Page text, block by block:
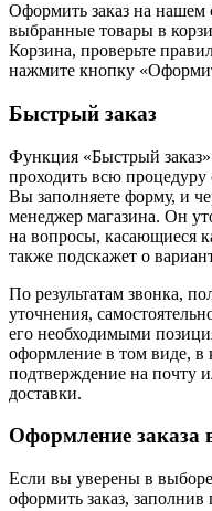
Оформить заказ на нашем
выбранные товары в
Корзина, проверьте
нажмите кнопку
Быстрый заказ
Функция «Быстрый
проходить всю процедуру
Вы заполняете форму, и
менеджер магазина. Он
на вопросы, касающиеся
также подскажет о
По результатам звонка,
уточнения,
его необходимыми
оформление в том виде, в
подтверждение на почту
доставки.
Оформление заказа
Если вы уверены в
оформить заказ,